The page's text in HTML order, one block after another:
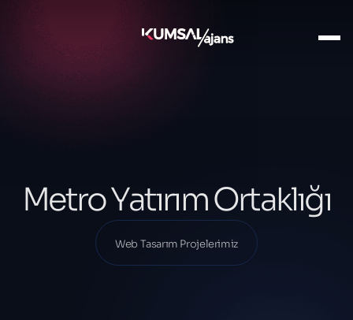
Projelerimiz
Web Tasarım Projelerimiz
Metro Yatırım Ortaklığı
Web Tasarım Projelerimiz